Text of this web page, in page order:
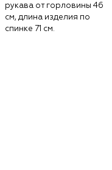
рукава от горловины 46
см, длина изделия по
спинке 71 см.